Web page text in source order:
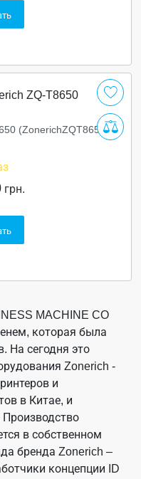
(ZonerichZQT8650)
грн.
MACHINE CO
которая была
На сегодня это
Zonerich -
и
в Китае, и
Производство
в собственном
бренда Zonerich –
концепции ID